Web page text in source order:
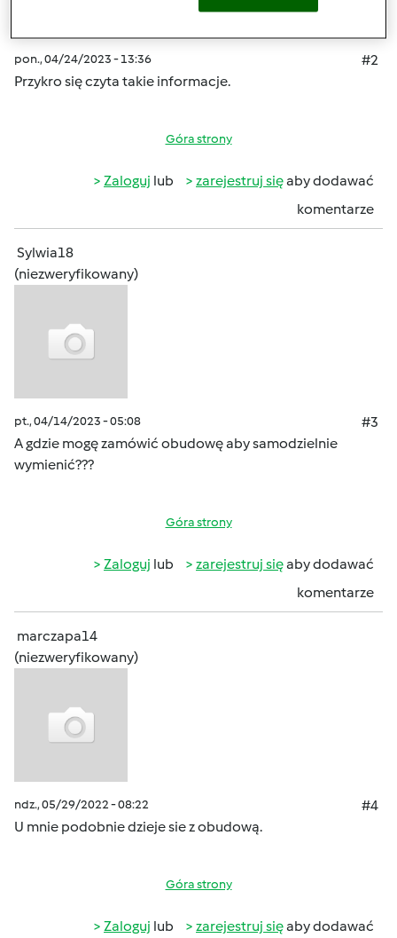
pon., 04/24/2023 - 13:36
#2
Przykro się czyta takie informacje.
Góra strony
Zaloguj lub zarejestruj sięaby dodawać
komentarze
Sylwia18
(niezweryfikowany)
pt., 04/14/2023 - 05:08
#3
A gdzie mogę zamówić obudowę aby samodzielnie
wymienić???
Góra strony
Zaloguj lub zarejestruj sięaby dodawać
komentarze
marczapa14
(niezweryfikowany)
ndz., 05/29/2022 - 08:22
#4
U mnie podobnie dzieje sie z obudową.
Góra strony
Zaloguj lub zarejestruj sięaby dodawać